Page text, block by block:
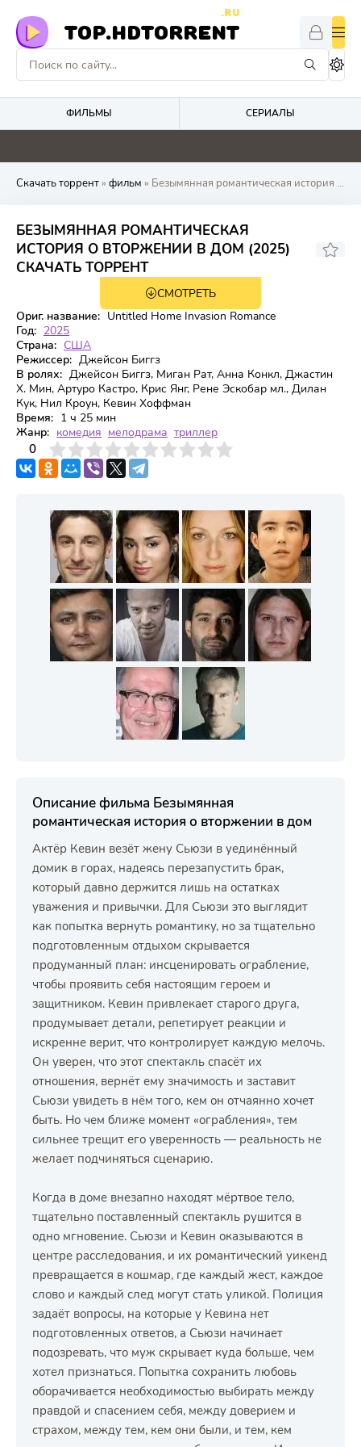
TOP.HDTORRENT
.RU
ФИЛЬМЫ СЕРИАЛЫ
4.1 0 0 0
Скачать торрент» фильм » Безымянная романтическая история о вторжении в дом
БЕЗЫМЯННАЯ РОМАНТИЧЕСКАЯ
ИСТОРИЯ О ВТОРЖЕНИИ В ДОМ (2025)
СКАЧАТЬ ТОРРЕНТ
5.9
СМОТРЕТЬ
Ориг. название: Untitled Home Invasion Romance
Год: 2025
Страна: США
Режиссер: Джейсон Биггз
В ролях: Джейсон Биггз, Миган Рат, Анна Конкл, Джастин
Х. Мин, Артуро Кастро, Крис Янг, Рене Эскобар мл., Дилан
Кук, Нил Кроун, Кевин Хоффман
Время: 1 ч 25 мин
Жанр: комедия мелодрама триллер
0
4 6 7 8 9 10
Описание фильма Безымянная
романтическая история о вторжении в дом
Актёр Кевин везёт жену Сьюзи в уединённый
домик в горах, надеясь перезапустить брак,
который давно держится лишь на остатках
уважения и привычки. Для Сьюзи это выглядит
как попытка вернуть романтику, но за тщательно
подготовленным отдыхом скрывается
продуманный план: инсценировать ограбление,
чтобы проявить себя настоящим героем и
защитником. Кевин привлекает старого друга,
продумывает детали, репетирует реакции и
искренне верит, что контролирует каждую мелочь.
Он уверен, что этот спектакль спасёт их
отношения, вернёт ему значимость и заставит
Сьюзи увидеть в нём того, кем он отчаянно хочет
быть. Но чем ближе момент «ограбления», тем
сильнее трещит его уверенность — реальность не
желает подчиняться сценарию.
Когда в доме внезапно находят мёртвое тело,
тщательно поставленный спектакль рушится в
одно мгновение. Сьюзи и Кевин оказываются в
центре расследования, и их романтический уикенд
превращается в кошмар, где каждый жест, каждое
слово и каждый след могут стать уликой. Полиция
задаёт вопросы, на которые у Кевина нет
подготовленных ответов, а Сьюзи начинает
подозревать, что муж скрывает куда больше, чем
хотел признаться. Попытка сохранить любовь
оборачивается необходимостью выбирать между
правдой и спасением себя, между доверием и
страхом, между тем, кем они были, и тем, кем